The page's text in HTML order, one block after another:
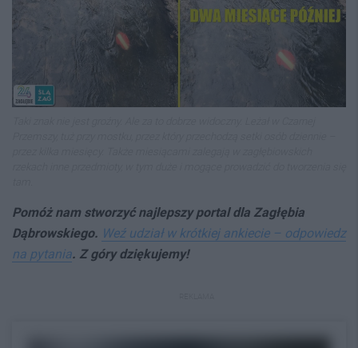
Pomóż nam stworzyć najlepszy portal dla Zagłębia
Dąbrowskiego. Weź udział w krótkiej ankiecie – odpowiedz
na pytania. Z góry dziękujemy!